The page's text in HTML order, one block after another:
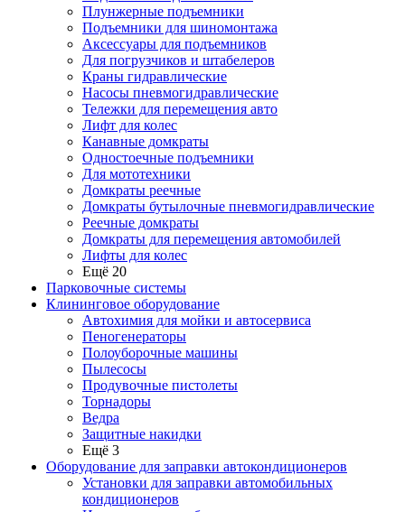
Плунжерные подъемники
Подъемники для шиномонтажа
Аксессуары для подъемников
Для погрузчиков и штабелеров
Краны гидравлические
Насосы пневмогидравлические
Тележки для перемещения авто
Лифт для колес
Канавные домкраты
Одностоечные подъемники
Для мототехники
Домкраты реечные
Домкраты бутылочные пневмогидравлические
Реечные домкраты
Домкраты для перемещения автомобилей
Лифты для колес
Ещё 20
Парковочные системы
Клининговое оборудование
Автохимия для мойки и автосервиса
Пеногенераторы
Полоуборочные машины
Пылесосы
Продувочные пистолеты
Торнадоры
Ведра
Защитные накидки
Ещё 3
Оборудование для заправки автокондиционеров
Установки для заправки автомобильных
кондиционеров